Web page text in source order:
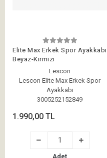
Elite Max Erkek Spor Ayakkabı
Beyaz-Kırmızı
Lescon
Lescon Elite Max Erkek Spor
Ayakkabı
3005252152849
1.990,00 TL
Adet